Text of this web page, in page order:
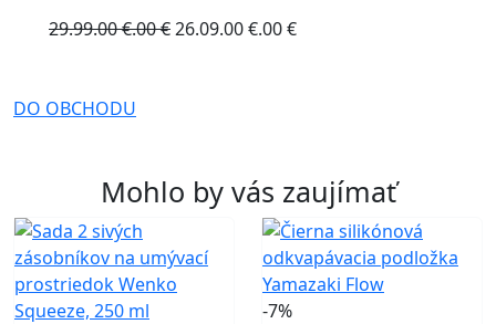
29.99.00 €.00 €26.09.00 €.00 €
DO OBCHODU
Mohlo by vás zaujímať
-7%